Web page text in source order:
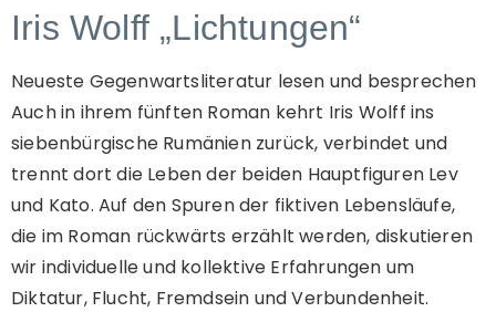
Iris Wolff „Lichtungen“
Neueste Gegenwartsliteratur lesen und besprechen
Auch in ihrem fünften Roman kehrt Iris Wolff ins
siebenbürgische Rumänien zurück, verbindet und
trennt dort die Leben der beiden Hauptfiguren Lev
und Kato. Auf den Spuren der fiktiven Lebensläufe,
die im Roman rückwärts erzählt werden, diskutieren
wir individuelle und kollektive Erfahrungen um
Diktatur, Flucht, Fremdsein und Verbundenheit.